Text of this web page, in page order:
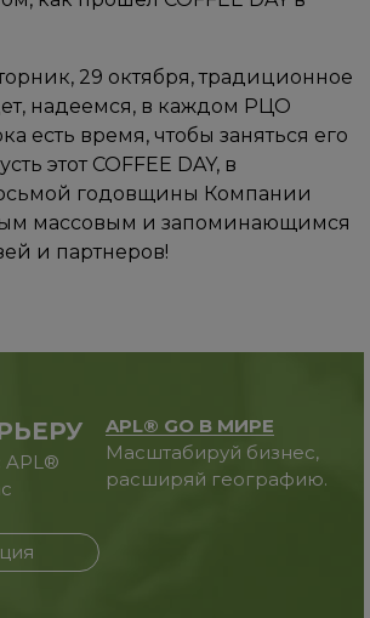
29 октября, традиционное
надеемся, в каждом РЦО
есть время, чтобы заняться его
этот COFFEE DAY, в
годовщины Компании
массовым и запоминающимся
и партнеров!
APL®
APL® GO В МИРЕ
Масштабируй бизнес,
расширяй географию.